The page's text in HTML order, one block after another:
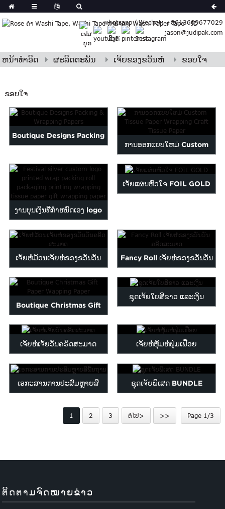
whatsapp / Wechat: +8613609677029
jason@judipak.com
Japanese
Indonesian
Polish
Azerbaijani
Bulgarian
Croatian
Finnish
Hebrew
Igbo
Khmer
Maltese
Persian
Samoan
Thai
Zulu
ຫນ້າທໍາອິດ ຜະລິດຕະພັນ ເຈ້ຍຂອງຂວັນຫໍ່ ຂອບໃຈ
ຂອບໃຈ
Boutique Designs Packing
ການອອກແບບໃຫມ່ Custom
Tissue ຄຸນະພາບສູງ ...
ງານບຸນເງິນທີ່ກໍາຫນົດເອງ logo
ພິມຫໍ່ pa ...
ເຈ້ຍແຜ່ນຫົວໃຈ FOIL GOLD
ເຈ້ຍຫໍ່ມ້ວນເຈ້ຍຫໍ່ຂອງຂວັນວັນ
ຄຣິດສະມາດ
Fancy Roll ເຈ້ຍຫໍ່ຂອງຂວັນວັນ
ຄຣິດສະມາດ
Boutique Christmas Gift
Paper Wapping Paper
ຊຸດເຈ້ຍໃບສີຂາວ ແລະເງິນ
ເຈ້ຍຫໍ່ເຈ້ຍວັນຄຣິດສະມາດ ເຈ້ຍຫໍ່ຫຸ້ມຫໍ່ຟຸ່ມເຟືອຍ
ເອກະສານການປະສົມຫຼາຍສີ ຊຸດເຈ້ຍພິເສດ BUNDLE
1 2 3 ຕໍ່ໄປ> >> Page 1/3
ຕິດຕາມຈົດໝາຍຂ່າວ